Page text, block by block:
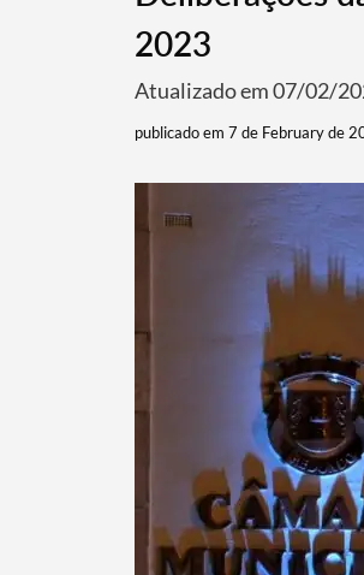
Termo
2023
Atualizado em 07/02/
publicado em 7 de February de